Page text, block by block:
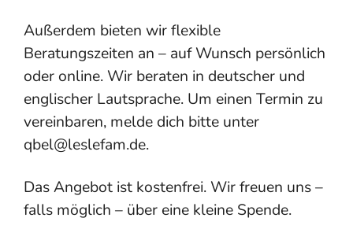
Außerdem bieten wir flexible
Beratungszeiten an – auf Wunsch persönlich
oder online. Wir beraten in deutscher und
englischer Lautsprache. Um einen Termin zu
vereinbaren, melde dich bitte unter
qbel@leslefam.de.
Das Angebot ist kostenfrei. Wir freuen uns –
falls möglich – über eine kleine Spende.